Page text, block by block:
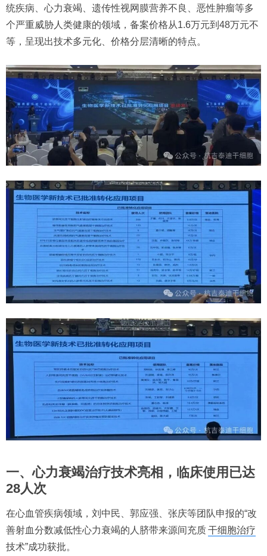
统疾病、心力衰竭、遗传性视网膜营养不良、恶性肿瘤等多
个严重威胁人类健康的领域，备案价格从1.6万元到48万元不
等，呈现出技术多元化、价格分层清晰的特点。
一、心力衰竭治疗技术亮相，临床使用已达
28人次
在心血管疾病领域，刘中民、郭应强、张庆等团队申报的“改
善射血分数减低性心力衰竭的人脐带来源间充质干细胞治疗
技术”成功获批。